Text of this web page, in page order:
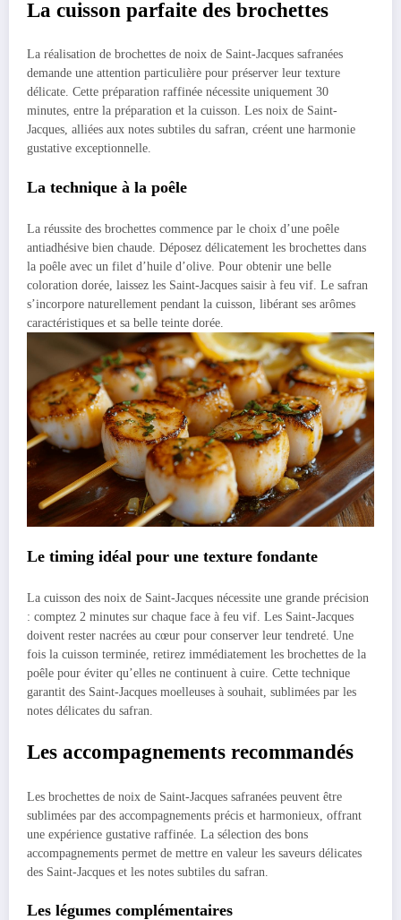
La cuisson parfaite des brochettes
La réalisation de brochettes de noix de Saint-Jacques safranées
demande une attention particulière pour préserver leur texture
délicate. Cette préparation raffinée nécessite uniquement 30
minutes, entre la préparation et la cuisson. Les noix de Saint-
Jacques, alliées aux notes subtiles du safran, créent une harmonie
gustative exceptionnelle.
La technique à la poêle
La réussite des brochettes commence par le choix d’une poêle
antiadhésive bien chaude. Déposez délicatement les brochettes dans
la poêle avec un filet d’huile d’olive. Pour obtenir une belle
coloration dorée, laissez les Saint-Jacques saisir à feu vif. Le safran
s’incorpore naturellement pendant la cuisson, libérant ses arômes
caractéristiques et sa belle teinte dorée.
Le timing idéal pour une texture fondante
La cuisson des noix de Saint-Jacques nécessite une grande précision
: comptez 2 minutes sur chaque face à feu vif. Les Saint-Jacques
doivent rester nacrées au cœur pour conserver leur tendreté. Une
fois la cuisson terminée, retirez immédiatement les brochettes de la
poêle pour éviter qu’elles ne continuent à cuire. Cette technique
garantit des Saint-Jacques moelleuses à souhait, sublimées par les
notes délicates du safran.
Les accompagnements recommandés
Les brochettes de noix de Saint-Jacques safranées peuvent être
sublimées par des accompagnements précis et harmonieux, offrant
une expérience gustative raffinée. La sélection des bons
accompagnements permet de mettre en valeur les saveurs délicates
des Saint-Jacques et les notes subtiles du safran.
Les légumes complémentaires